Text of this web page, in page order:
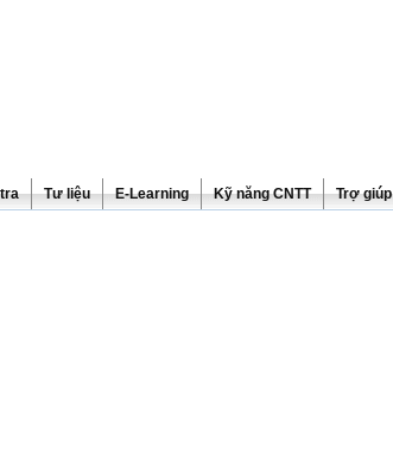
Tư liệu E-Learning Kỹ năng CNTT Trợ giúp